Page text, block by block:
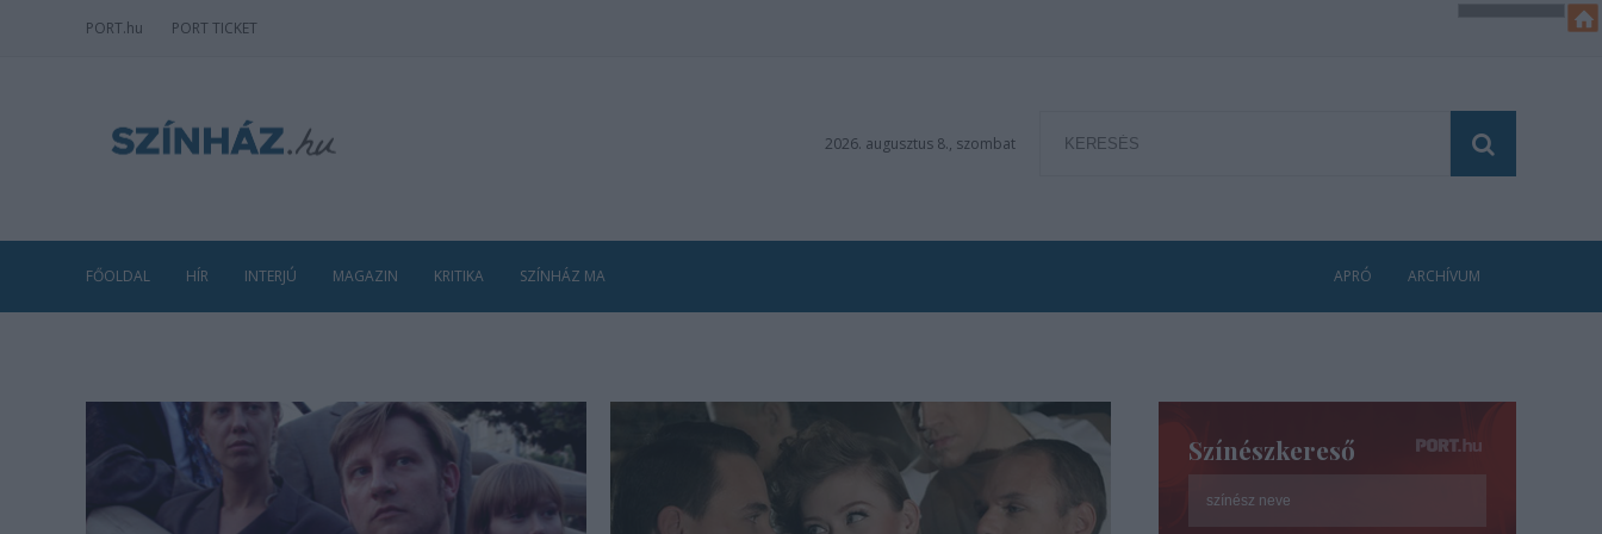
PORT.hu PORT TICKET
2026. augusztus 8., szombat
FŐOLDAL HÍR INTERJÚ MAGAZIN KRITIKA SZÍNHÁZ MA APRÓ ARCHÍVUM
Színészkereső